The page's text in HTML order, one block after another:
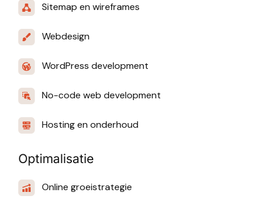
Sitemap en wireframes
Webdesign
WordPress development
No-code web development
Hosting en onderhoud
Optimalisatie
Online groeistrategie